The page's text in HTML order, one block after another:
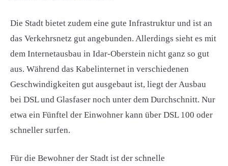
Die Stadt bietet zudem eine gute Infrastruktur und ist an
das Verkehrsnetz gut angebunden. Allerdings sieht es mit
dem Internetausbau in Idar-Oberstein nicht ganz so gut
aus. Während das Kabelinternet in verschiedenen
Geschwindigkeiten gut ausgebaut ist, liegt der Ausbau
bei DSL und Glasfaser noch unter dem Durchschnitt. Nur
etwa ein Fünftel der Einwohner kann über DSL 100 oder
schneller surfen.
Für die Bewohner der Stadt ist der schnelle